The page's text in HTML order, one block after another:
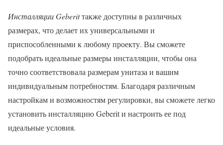
Инсталляции Geberitтакже доступны в различных
размерах, что делает их универсальными и
приспособленными к любому проекту. Вы сможете
подобрать идеальные размеры инсталляции, чтобы она
точно соответствовала размерам унитаза и вашим
индивидуальным потребностям. Благодаря различным
настройкам и возможностям регулировки, вы сможете легко
установить инсталляцию Geberit и настроить ее под
идеальные условия.